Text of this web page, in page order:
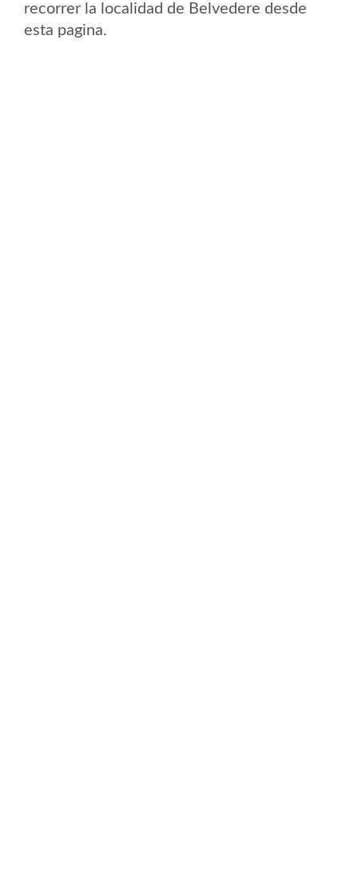
recorrer la localidad de Belvedere desde
esta pagina.